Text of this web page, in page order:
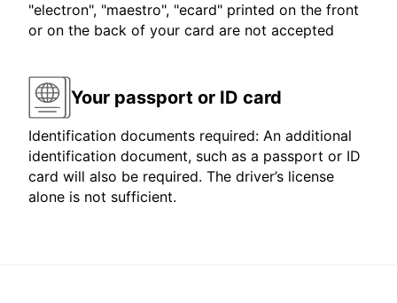
"electron", "maestro", "ecard" printed on the front
or on the back of your card are not accepted
Your passport or ID card
Identification documents required: An additional
identification document, such as a passport or ID
card will also be required. The driver’s license
alone is not sufficient.